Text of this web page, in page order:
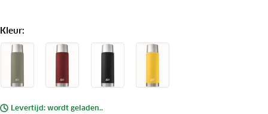
Kleur:
Levertijd: wordt geladen..